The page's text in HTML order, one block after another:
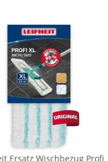
Ersatz Wischbezug Profi